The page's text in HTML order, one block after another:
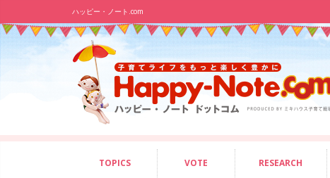
ハッピー・ノート.com
TOPICS VOTE RESEARCH